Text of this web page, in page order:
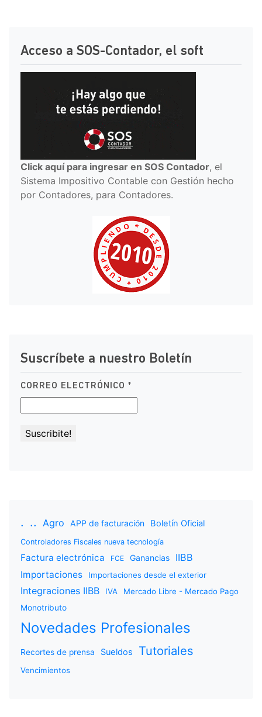
Acceso a SOS-Contador, el soft
Click aquí para ingresar en SOS Contador, el
Sistema Impositivo Contable con Gestión hecho
por Contadores, para Contadores.
Suscríbete a nuestro Boletín
CORREO ELECTRÓNICO *
. .. Agro APP de facturación Boletín Oficial
Controladores Fiscales nueva tecnología
Factura electrónica FCE Ganancias IIBB
Importaciones Importaciones desde el exterior
Integraciones IIBB IVA
Mercado Libre - Mercado Pago
Monotributo
Novedades Profesionales
Recortes de prensa Sueldos Tutoriales
Vencimientos